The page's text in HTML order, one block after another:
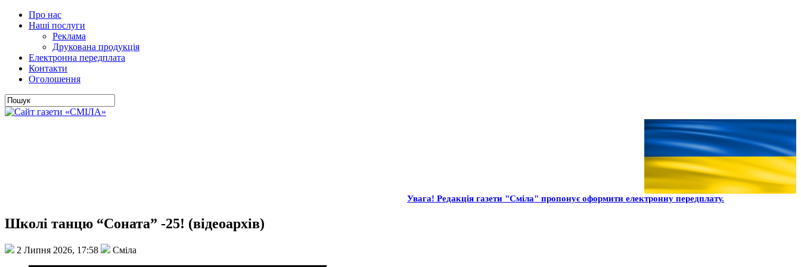
Про нас
Наші послуги
Реклама
Друкована продукція
Електронна передплата
Контакти
Оголошення
Увага! Редакція газети "Сміла" пропонує оформити електронну передплату.
Школі танцю “Соната” -25! (відеоархів)
2 Липня 2026, 17:58 Сміла